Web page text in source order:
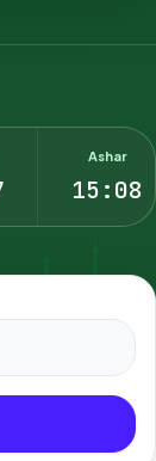
Ashar
15:08
di Indonesia.